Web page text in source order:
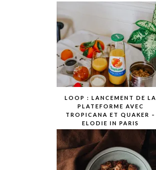
LOOP : LANCEMENT DE LA
PLATEFORME AVEC
TROPICANA ET QUAKER –
ELODIE IN PARIS